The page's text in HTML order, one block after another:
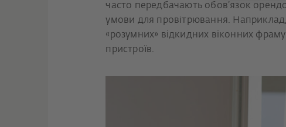
часто передбачають обов’язок
умови для провітрювання.
«розумних» відкидних віконних
пристроїв.